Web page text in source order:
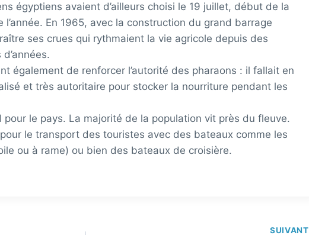
égyptiens avaient d’ailleurs choisi le 19 juillet, début de la
l’année. En 1965, avec la construction du grand barrage
ses crues qui rythmaient la vie agricole depuis des
également de renforcer l’autorité des pharaons : il fallait en
et très autoritaire pour stocker la nourriture pendant les
pour le pays. La majorité de la population vit près du fleuve.
le transport des touristes avec des bateaux comme les
ou à rame) ou bien des bateaux de croisière.
SUIVANT